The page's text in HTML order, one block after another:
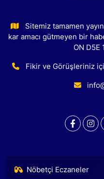
Sitemiz tamamen
kar amacı gütmeyen bir
ON D5E
Fikir ve Görüşleriniz
Nöbetçi Eczaneler